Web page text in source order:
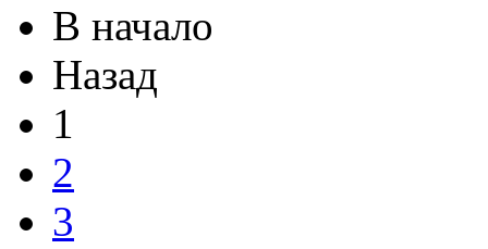
В начало
Назад
1
2
3